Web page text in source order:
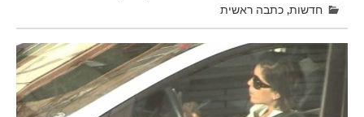
חדשות,כתבה ראשית